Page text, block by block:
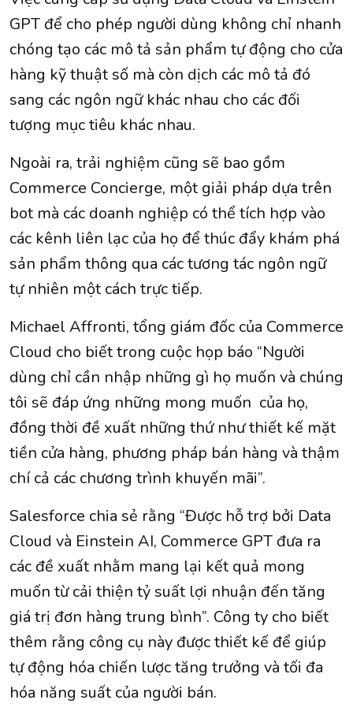
GPT để cho phép người dùng không chỉ nhanh
chóng tạo các mô tả sản phẩm tự động cho cửa
hàng kỹ thuật số mà còn dịch các mô tả đó
sang các ngôn ngữ khác nhau cho các đối
tượng mục tiêu khác nhau.
Ngoài ra, trải nghiệm cũng sẽ bao gồm
Commerce Concierge, một giải pháp dựa trên
bot mà các doanh nghiệp có thể tích hợp vào
các kênh liên lạc của họ để thúc đẩy khám phá
sản phẩm thông qua các tương tác ngôn ngữ
tự nhiên một cách trực tiếp.
Michael Affronti, tổng giám đốc của Commerce
Cloud cho biết trong cuộc họp báo “Người
dùng chỉ cần nhập những gì họ muốn và chúng
tôi sẽ đáp ứng những mong muốn của họ,
đồng thời đề xuất những thứ như thiết kế mặt
tiền cửa hàng, phương pháp bán hàng và thậm
chí cả các chương trình khuyến mãi”.
Salesforce chia sẻ rằng “Được hỗ trợ bởi Data
Cloud và Einstein AI, Commerce GPT đưa ra
các đề xuất nhằm mang lại kết quả mong
muốn từ cải thiện tỷ suất lợi nhuận đến tăng
giá trị đơn hàng trung bình”. Công ty cho biết
thêm rằng công cụ này được thiết kế để giúp
tự động hóa chiến lược tăng trưởng và tối đa
hóa năng suất của người bán.